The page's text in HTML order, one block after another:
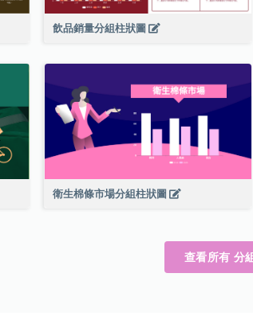
飲品銷量分組柱狀圖
衛生棉條市場分組柱狀圖
查看所有 分